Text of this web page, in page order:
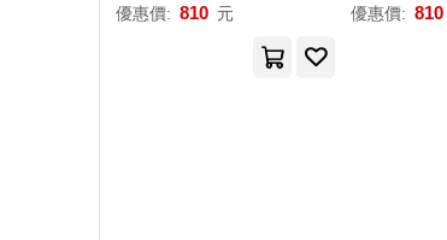
優惠價: 810 元 優惠價: 810